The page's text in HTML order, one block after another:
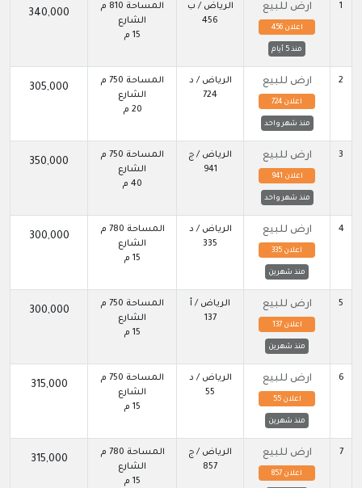
1 ارض للبيع
اعلان 456
منذ 5 أيام
الرياض / ب
456
المساحة 810 م
الشارع
15 م
340,000
2 ارض للبيع
اعلان 724
منذ شهر واحد
الرياض / د
724
المساحة 750 م
الشارع
20 م
305,000
3 ارض للبيع
اعلان 941
منذ شهر واحد
الرياض / ج
941
المساحة 750 م
الشارع
40 م
350,000
4 ارض للبيع
اعلان 335
منذ شهرين
الرياض / د
335
المساحة 780 م
الشارع
15 م
300,000
5 ارض للبيع
اعلان 137
منذ شهرين
الرياض / أ
137
المساحة 750 م
الشارع
15 م
300,000
6 ارض للبيع
اعلان 55
منذ شهرين
الرياض / د
55
المساحة 750 م
الشارع
15 م
315,000
7 ارض للبيع
اعلان 857
الرياض / ج
857
المساحة 780 م
الشارع
15 م
315,000